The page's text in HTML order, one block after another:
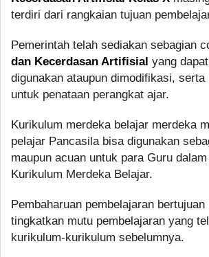
terdiri dari rangkaian tujuan
Pemerintah telah sediakan sebagian
dan Kecerdasan Artifisial yang
digunakan ataupun dimodifikasi, serta
untuk penataan perangkat ajar.
Kurikulum merdeka belajar merdeka
pelajar Pancasila bisa digunakan
maupun acuan untuk para Guru
Kurikulum Merdeka Belajar.
Pembaharuan pembelajaran
tingkatkan mutu pembelajaran yang
kurikulum-kurikulum sebelumnya.